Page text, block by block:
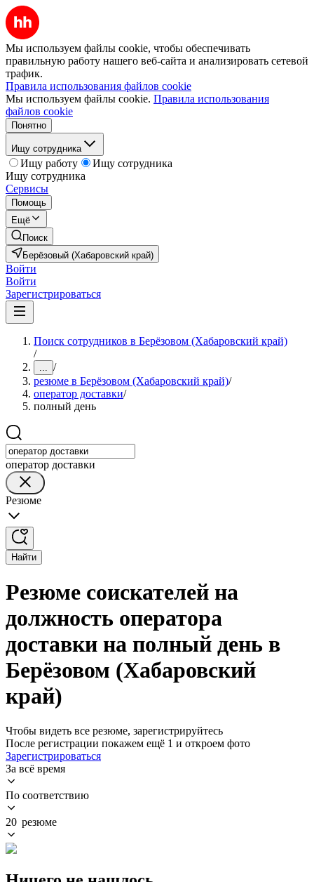
Мы используем файлы cookie, чтобы обеспечивать
правильную работу нашего веб-сайта и анализировать сетевой
трафик.
Правила использования файлов cookie
Мы используем файлы cookie. Правила использования
файлов cookie
Понятно
Ищу сотрудника
Ищу работу
Ищу сотрудника
Ищу сотрудника
Сервисы
Помощь
Ещё
Поиск
Берёзовый (Хабаровский край)
Войти
Войти
Зарегистрироваться
Поиск сотрудников в Берёзовом (Хабаровский край)
/
... /
резюме в Берёзовом (Хабаровский край)/
оператор доставки/
полный день
оператор доставки
Резюме
Найти
Резюме соискателей на
должность оператора
доставки на полный день в
Берёзовом (Хабаровский
край)
Чтобы видеть все резюме, зарегистрируйтесь
После регистрации покажем ещё 1 и откроем фото
Зарегистрироваться
За всё время
По соответствию
20 резюме